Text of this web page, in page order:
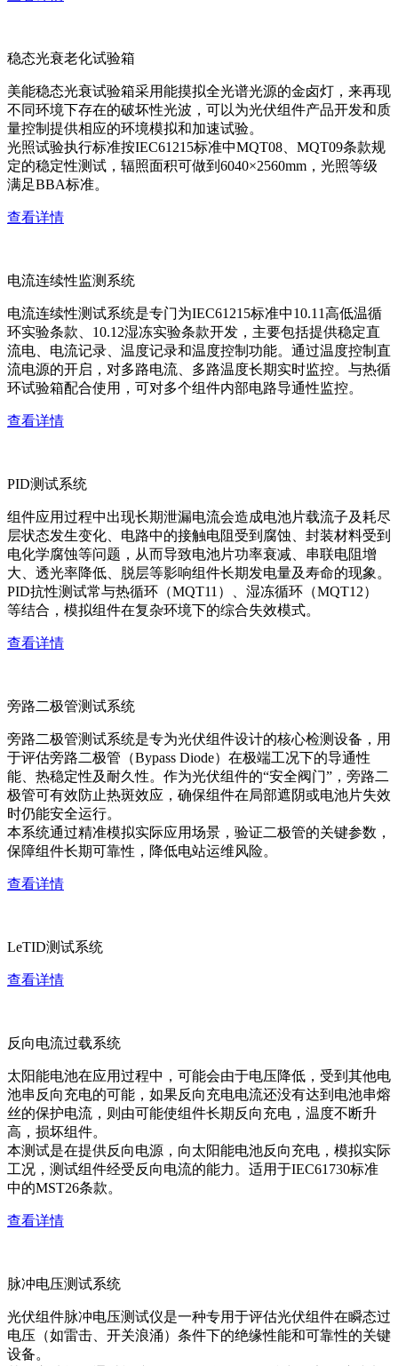
稳态光衰老化试验箱
美能稳态光衰试验箱采用能摸拟全光谱光源的金卤灯，来再现
不同环境下存在的破坏性光波，可以为光伏组件产品开发和质
量控制提供相应的环境模拟和加速试验。
光照试验执行标准按IEC61215标准中MQT08、MQT09条款规
定的稳定性测试，辐照面积可做到6040×2560mm，光照等级
满足BBA标准。
查看详情
电流连续性监测系统
电流连续性测试系统是专门为IEC61215标准中10.11高低温循
环实验条款、10.12湿冻实验条款开发，主要包括提供稳定直
流电、电流记录、温度记录和温度控制功能。通过温度控制直
流电源的开启，对多路电流、多路温度长期实时监控。与热循
环试验箱配合使用，可对多个组件内部电路导通性监控。
查看详情
PID测试系统
组件应用过程中出现长期泄漏电流会造成电池片载流子及耗尽
层状态发生变化、电路中的接触电阻受到腐蚀、封装材料受到
电化学腐蚀等问题，从而导致电池片功率衰减、串联电阻增
大、透光率降低、脱层等影响组件长期发电量及寿命的现象。
PID抗性测试常与热循环（MQT11）、湿冻循环（MQT12）
等结合，模拟组件在复杂环境下的综合失效模式。
查看详情
旁路二极管测试系统
旁路二极管测试系统是专为光伏组件设计的核心检测设备，用
于评估旁路二极管（Bypass Diode）在极端工况下的导通性
能、热稳定性及耐久性。作为光伏组件的“安全阀门”，旁路二
极管可有效防止热斑效应，确保组件在局部遮阴或电池片失效
时仍能安全运行。
本系统通过精准模拟实际应用场景，验证二极管的关键参数，
保障组件长期可靠性，降低电站运维风险。
查看详情
LeTID测试系统
查看详情
反向电流过载系统
太阳能电池在应用过程中，可能会由于电压降低，受到其他电
池串反向充电的可能，如果反向充电电流还没有达到电池串熔
丝的保护电流，则由可能使组件长期反向充电，温度不断升
高，损坏组件。
本测试是在提供反向电源，向太阳能电池反向充电，模拟实际
工况，测试组件经受反向电流的能力。适用于IEC61730标准
中的MST26条款。
查看详情
脉冲电压测试系统
光伏组件脉冲电压测试仪是一种专用于评估光伏组件在瞬态过
电压（如雷击、开关浪涌）条件下的绝缘性能和可靠性的关键
设备。